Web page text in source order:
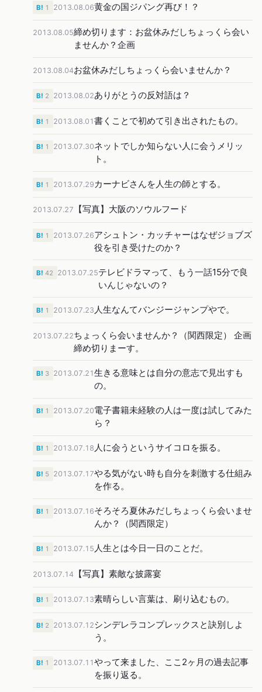
2013.08.06黄金の国ジパング再び！？
B! 1
2013.08.05締め切ります：お盆休みだしちょっくら会い
ませんか？企画
2013.08.04お盆休みだしちょっくら会いませんか？
2013.08.02ありがとうの反対語は？
B! 2
2013.08.01書くことで初めて引き出されたもの。
B! 1
2013.07.30ネットでしか知らない人に会うメリッ
ト。
B! 1
2013.07.29 カーナビさんを人生の師とする。
B! 1
2013.07.27 【写真】大阪のソウルフード
2013.07.26アシュトン・カッチャーはなぜジョブズ
役を引き受けたのか？
B! 1
2013.07.25テレビドラマって、もう一話15分で良
いんじゃないの？
B! 42
2013.07.23 人生なんてバンジージャンプやで。
B! 1
2013.07.22ちょっくら会いませんか？（関西限定） 企画
締め切りまーす。
2013.07.21生きる意味とは自分の意志で見出すも
の。
B! 3
2013.07.20電子書籍未経験の人は一度は試してみた
ら？
B! 1
2013.07.18 人に会うというサイコロを振る。
B! 1
2013.07.17やる気がない時も自分を刺激する仕組み
を作る。
B! 5
2013.07.16そろそろ夏休みだしちょっくら会いませ
んか？（関西限定）
B! 1
2013.07.15 人生とは今日一日のことだ。
B! 1
2013.07.14 【写真】素敵な披露宴
2013.07.13素晴らしい言葉は、刷り込むもの。
B! 1
2013.07.12シンデレラコンプレックスと訣別しよ
う。
B! 2
2013.07.11やって来ました、ここ2ヶ月の過去記事
を振り返る。
B! 1